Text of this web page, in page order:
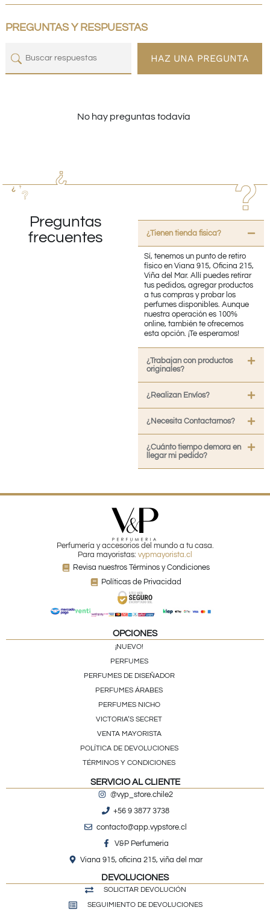
PREGUNTAS Y RESPUESTAS
HAZ UNA PREGUNTA
No hay preguntas todavía
Preguntas
frecuentes
¿Tienen tienda fisica?
Sí, tenemos un punto de retiro
físico en Viana 915, Oficina 215,
Viña del Mar. Allí puedes retirar
tus pedidos, agregar productos
a tus compras y probar los
perfumes disponibles. Aunque
nuestra operación es 100%
online, también te ofrecemos
esta opción. ¡Te esperamos!
¿Trabajan con productos
originales?
¿Realizan Envíos?
¿Necesita Contactarnos?
¿Cuánto tiempo demora en
llegar mi pedido?
Perfumería y accesorios del mundo a tu casa.
Para mayoristas: vypmayorista.cl
Revisa nuestros Términos y Condiciones
Políticas de Privacidad
OPCIONES
¡NUEVO!
PERFUMES
PERFUMES DE DISEÑADOR
PERFUMES ÁRABES
PERFUMES NICHO
VICTORIA’S SECRET
VENTA MAYORISTA
POLÍTICA DE DEVOLUCIONES
TÉRMINOS Y CONDICIONES
SERVICIO AL CLIENTE
@vyp_store.chile2
+56 9 3877 3738
contacto@app.vypstore.cl
V&P Perfumeria
Viana 915, oficina 215, viña del mar
DEVOLUCIONES
SOLICITAR DEVOLUCIÓN
SEGUIMIENTO DE DEVOLUCIONES